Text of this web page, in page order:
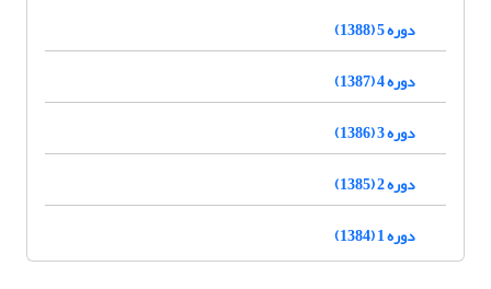
دوره 5 (1388)
دوره 4 (1387)
دوره 3 (1386)
دوره 2 (1385)
دوره 1 (1384)